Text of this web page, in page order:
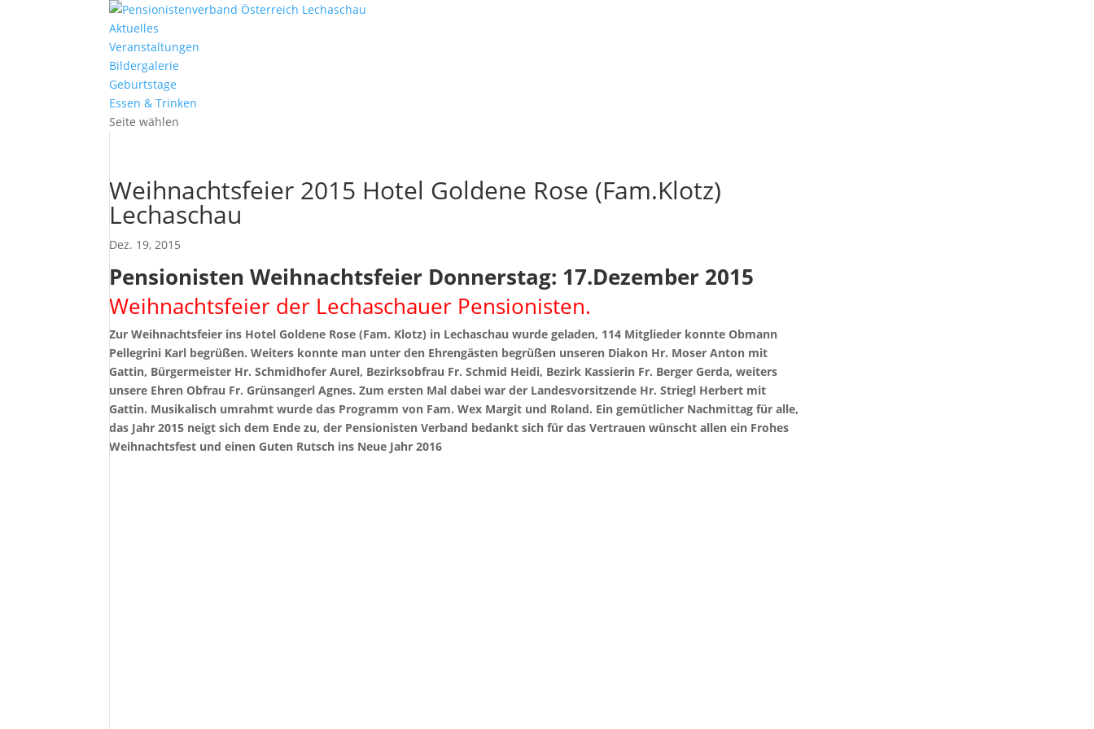
Aktuelles
Veranstaltungen
Bildergalerie
Geburtstage
Essen & Trinken
Seite wählen
Weihnachtsfeier 2015 Hotel Goldene Rose (Fam.Klotz)
Lechaschau
Dez. 19, 2015
Pensionisten Weihnachtsfeier Donnerstag: 17.Dezember 2015
Weihnachtsfeier der Lechaschauer Pensionisten.
Zur Weihnachtsfeier ins Hotel Goldene Rose (Fam. Klotz) in Lechaschau wurde geladen, 114 Mitglieder konnte Obmann
Pellegrini Karl begrüßen. Weiters konnte man unter den Ehrengästen begrüßen unseren Diakon Hr. Moser Anton mit
Gattin, Bürgermeister Hr. Schmidhofer Aurel, Bezirksobfrau Fr. Schmid Heidi, Bezirk Kassierin Fr. Berger Gerda, weiters
unsere Ehren Obfrau Fr. Grünsangerl Agnes. Zum ersten Mal dabei war der Landesvorsitzende Hr. Striegl Herbert mit
Gattin. Musikalisch umrahmt wurde das Programm von Fam. Wex Margit und Roland. Ein gemütlicher Nachmittag für alle,
das Jahr 2015 neigt sich dem Ende zu, der Pensionisten Verband bedankt sich für das Vertrauen wünscht allen ein Frohes
Weihnachtsfest und einen Guten Rutsch ins Neue Jahr 2016